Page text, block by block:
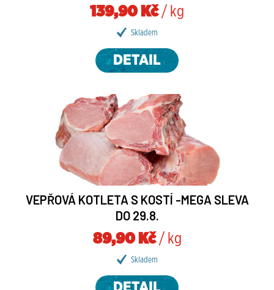
139,90 Kč/ kg
Skladem
DETAIL
VEPŘOVÁ KOTLETA S KOSTÍ -MEGA SLEVA
DO 29.8.
89,90 Kč/ kg
Skladem